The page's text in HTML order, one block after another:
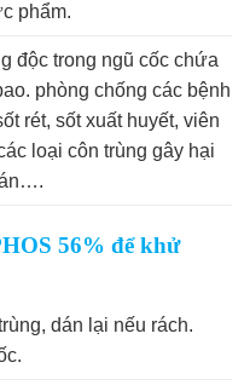
phẩm.
độc trong ngũ cốc chứa
phòng chống các bệnh
rét, sốt xuất huyết, viên
loại côn trùng gây hại
56% để khử
dán lại nếu rách.